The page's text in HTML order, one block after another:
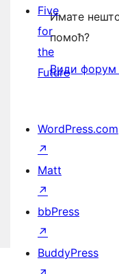
Имате
помоћ?
Види
Five
for
the
Future
WordPress.com
↗
Matt
↗
bbPress
↗
BuddyPress